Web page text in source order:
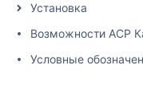
Установка
Возможности АСР
Условные